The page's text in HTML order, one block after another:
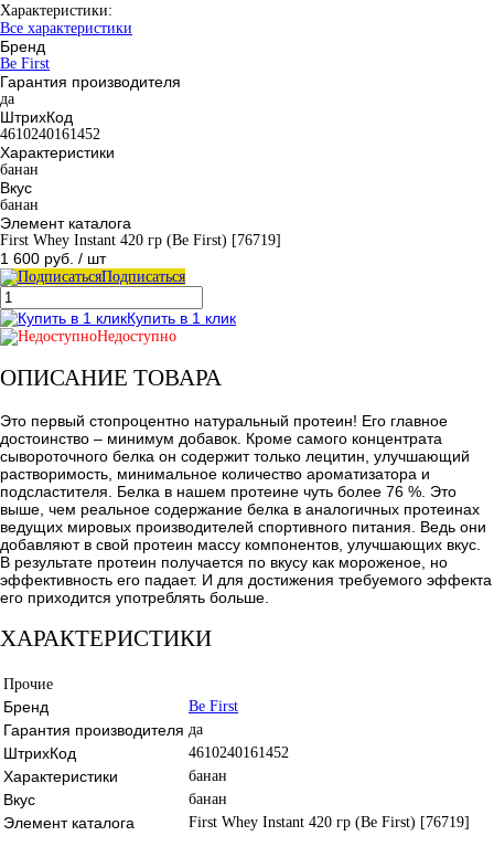
Характеристики:
Все характеристики
Бренд
Be First
Гарантия производителя
да
ШтрихКод
4610240161452
Характеристики
банан
Вкус
банан
Элемент каталога
First Whey Instant 420 гр (Be First) [76719]
1 600 руб. / шт
Подписаться
Купить в 1 клик
Недоступно
ОПИСАНИЕ ТОВАРА
Это первый стопроцентно натуральный протеин! Его главное
достоинство – минимум добавок. Кроме самого концентрата
сывороточного белка он содержит только лецитин, улучшающий
растворимость, минимальное количество ароматизатора и
подсластителя. Белка в нашем протеине чуть более 76 %. Это
выше, чем реальное содержание белка в аналогичных протеинах
ведущих мировых производителей спортивного питания. Ведь они
добавляют в свой протеин массу компонентов, улучшающих вкус.
В результате протеин получается по вкусу как мороженое, но
эффективность его падает. И для достижения требуемого эффекта
его приходится употреблять больше.
ХАРАКТЕРИСТИКИ
Прочие
Бренд Be First
Гарантия производителя да
ШтрихКод 4610240161452
Характеристики банан
Вкус банан
Элемент каталога First Whey Instant 420 гр (Be First) [76719]